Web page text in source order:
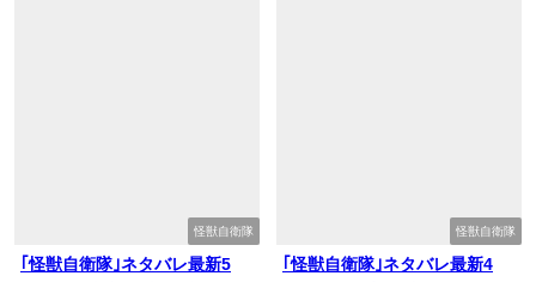
怪獣自衛隊
｢怪獣自衛隊｣ネタバレ最新5
怪獣自衛隊
｢怪獣自衛隊｣ネタバレ最新4